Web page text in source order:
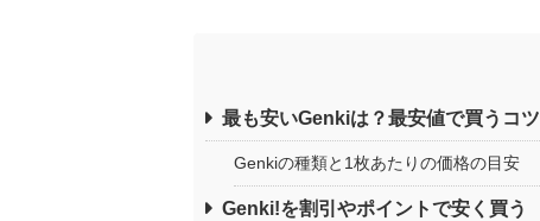
最も安いGenkiは？最安値で買うコツ
Genkiの種類と1枚あたりの価格の目安
Genki!を割引やポイントで安く買う